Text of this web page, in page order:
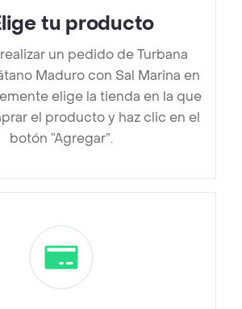
tu producto
un pedido de Turbana
Maduro con Sal Marina en
elige la tienda en la que
el producto y haz clic en el
botón “Agregar”.